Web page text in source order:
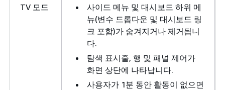
TV 모드
사이드 메뉴 및 대시보드 하위 메
뉴(변수 드롭다운 및 대시보드 링
크 포함)가 숨겨지거나 제거됩니
다.
탐색 표시줄, 행 및 패널 제어가
화면 상단에 나타납니다.
사용자가 1분 동안 활동이 없으면